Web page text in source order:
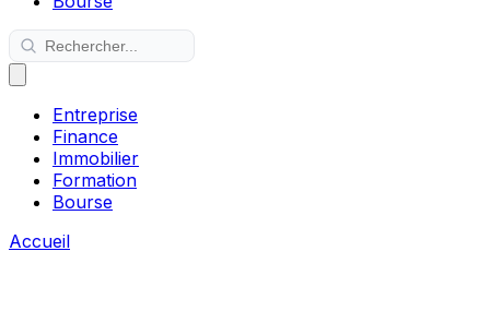
Entreprise
Finance
Immobilier
Formation
Bourse
Accueil